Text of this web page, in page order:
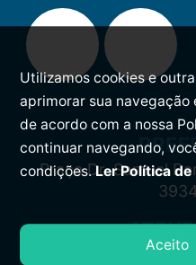
Praça Dr. Samuel
Segunda à Sexta:
Utilizamos cookies e
aprimorar sua navegação
de acordo com a nossa
continuar navegando,
condições.Ler Política
Aceito